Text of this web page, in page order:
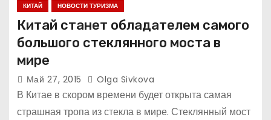
КИТАЙ НОВОСТИ ТУРИЗМА
Китай станет обладателем самого
большого стеклянного моста в
мире
Май 27, 2015 Olga Sivkova
В Китае в скором времени будет открыта самая
страшная тропа из стекла в мире. Стеклянный мост